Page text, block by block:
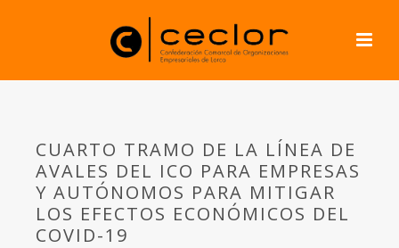
CUARTO TRAMO DE LA LÍNEA DE
AVALES DEL ICO PARA EMPRESAS
Y AUTÓNOMOS PARA MITIGAR
LOS EFECTOS ECONÓMICOS DEL
COVID-19